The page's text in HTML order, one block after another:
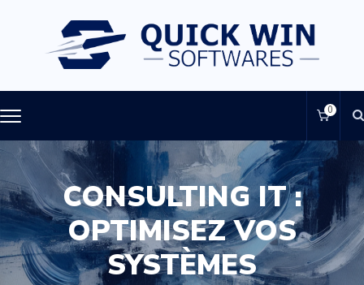
0
CONSULTING IT :
OPTIMISEZ VOS
SYSTÈMES